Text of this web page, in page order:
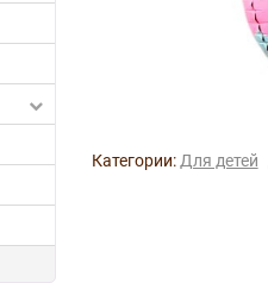
Категории: Для детей